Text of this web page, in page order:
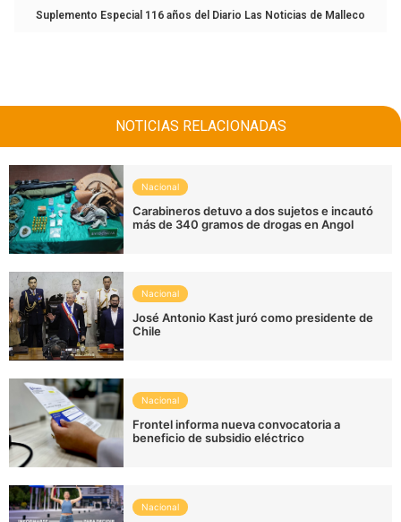
Suplemento Especial 116 años del Diario Las Noticias de Malleco
NOTICIAS RELACIONADAS
Nacional
Carabineros detuvo a dos sujetos e incautó
más de 340 gramos de drogas en Angol
Nacional
José Antonio Kast juró como presidente de
Chile
Nacional
Frontel informa nueva convocatoria a
beneficio de subsidio eléctrico
Nacional